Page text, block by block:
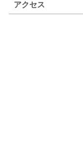
アクセス